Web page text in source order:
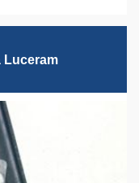
Luceram